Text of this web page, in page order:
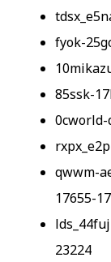
fyok-
85ssk-
0cworld-
qwwm-
17655-
23224